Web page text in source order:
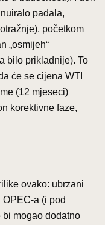
padala,
početkom
„osmijeh“
bilo prikladnije). To
će se cijena WTI
(12 mjeseci)
korektivne faze,
ovako: ubrzani
a (i pod
mogao dodatno